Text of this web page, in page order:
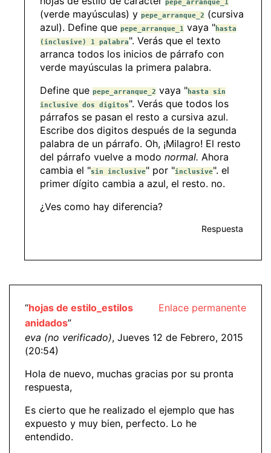
(verde mayúsculas) y pepe_arranque_2 (cursiva
azul). Define que pepe_arranque_1 vaya "hasta
(inclusive) 1 palabra". Verás que el texto
arranca todos los inicios de párrafo con
verde mayúsculas la primera palabra.
Define que pepe_arranque_2 vaya "hasta sin
inclusive dos digitos". Verás que todos los
párrafos se pasan el resto a cursiva azul.
Escribe dos digitos después de la segunda
palabra de un párrafo. Oh, ¡Milagro! El resto
del párrafo vuelve a modo normal. Ahora
cambia el "sin inclusive" por "inclusive". el
primer dígito cambia a azul, el resto. no.
¿Ves como hay diferencia?
Respuesta
Enlace permanente
“hojas de estilo_estilos
anidados”
eva (no verificado), Jueves 12 de Febrero, 2015
(20:54)
Hola de nuevo, muchas gracias por su pronta
respuesta,
Es cierto que he realizado el ejemplo que has
expuesto y muy bien, perfecto. Lo he
entendido.